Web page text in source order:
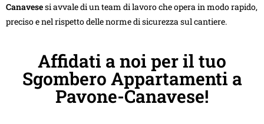
Canavesesi avvale di un team di lavoro che opera in modo rapido,
preciso e nel rispetto delle norme di sicurezza sul cantiere.
Affidati a noi per il tuo
Sgombero Appartamenti a
Pavone-Canavese!